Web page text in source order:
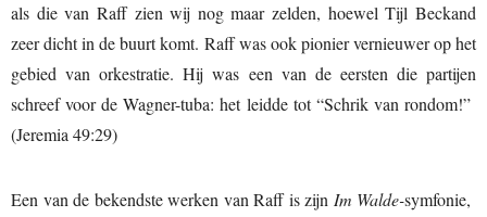
als die van Raff zien wij nog maar zelden, hoewel Tijl Beckand
zeer dicht in de buurt komt. Raff was ook pionier vernieuwer op het
gebied van orkestratie. Hij was een van de eersten die partijen
schreef voor de Wagner-tuba: het leidde tot “Schrik van rondom!”
(Jeremia 49:29)
Een van de bekendste werken van Raff is zijn Im Walde-symfonie,